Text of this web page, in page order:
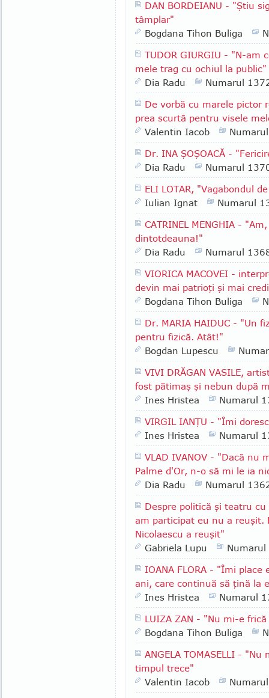
DAN BORDEIANU - "Ştiu
tâmplar"
Bogdana Tihon Buliga
TUDOR GIURGIU - "N-am
mele trag cu ochiul la public"
Dia Radu
Numarul
De vorbă cu marele pictor
prea scurtă pentru visele
Valentin Iacob
Dr. INA ŞOŞOACĂ -
Dia Radu
Numarul
ELI LOTAR, "Vagabondul
Iulian Ignat
Numarul
CATRINEL MENGHIA -
dintotdeauna!"
Dia Radu
Numarul
VIORICA MACOVEI -
devin mai patrioţi şi mai
Bogdana Tihon Buliga
Dr. MARIA HAIDUC - "Un
pentru fizică. Atât!"
Bogdan Lupescu
VIVI DRĂGAN VASILE,
fost pătimaş şi nebun după
Ines Hristea
Numarul
VIRGIL IANŢU - "Îmi
Ines Hristea
Numarul
VLAD IVANOV - "Dacă nu
Palme d'Or, n-o să mi le ia
Dia Radu
Numarul
Despre politică şi teatru cu
am participat eu nu a reuşit.
Nicolaescu a reuşit"
Gabriela Lupu
IOANA FLORA - "Îmi
ani, care continuă să ţină la
Ines Hristea
Numarul
LUIZA ZAN - "Nu mi-e
Bogdana Tihon Buliga
ANGELA TOMASELLI -
timpul trece"
Valentin Iacob